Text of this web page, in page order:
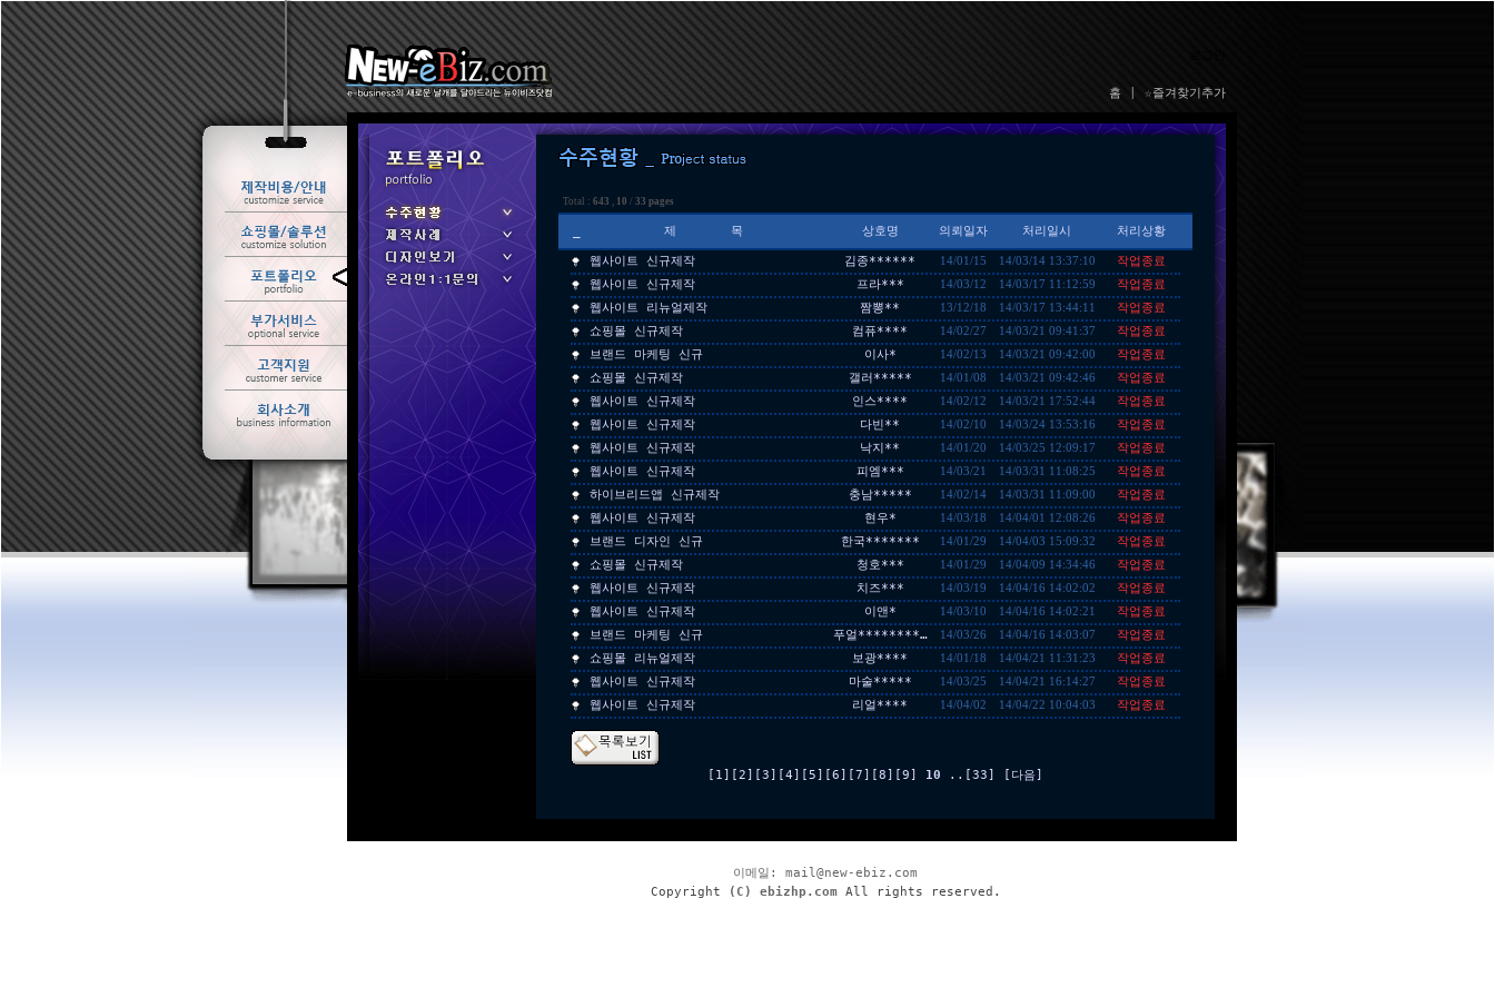
Total : 643 , 10 / 33 pages
제 목 상호명 의뢰일자 처리일시 처리상황
웹사이트 신규제작 김종****** 14/01/15 14/03/14 13:37:10
작업종료
웹사이트 신규제작
프라*** 14/03/12 14/03/17 11:12:59
작업종료
웹사이트 리뉴얼제작
짬뽕** 13/12/18 14/03/17 13:44:11
작업종료
쇼핑몰 신규제작
컴퓨**** 14/02/27 14/03/21 09:41:37
작업종료
브랜드 마케팅 신규
이사* 14/02/13 14/03/21 09:42:00
작업종료
쇼핑몰 신규제작
갤러***** 14/01/08 14/03/21 09:42:46
작업종료
웹사이트 신규제작
인스**** 14/02/12 14/03/21 17:52:44
작업종료
웹사이트 신규제작
다빈** 14/02/10 14/03/24 13:53:16
작업종료
웹사이트 신규제작
낙지** 14/01/20 14/03/25 12:09:17
작업종료
웹사이트 신규제작
피엠*** 14/03/21 14/03/31 11:08:25
작업종료
하이브리드앱 신규제작
충남***** 14/02/14 14/03/31 11:09:00
작업종료
웹사이트 신규제작
현우* 14/03/18 14/04/01 12:08:26
작업종료
브랜드 디자인 신규
한국******* 14/01/29 14/04/03 15:09:32
작업종료
쇼핑몰 신규제작
청호*** 14/01/29 14/04/09 14:34:46
작업종료
웹사이트 신규제작
치즈*** 14/03/19 14/04/16 14:02:02
작업종료
웹사이트 신규제작
이앤* 14/03/10 14/04/16 14:02:21
작업종료
브랜드 마케팅 신규
푸얼********… 14/03/26 14/04/16 14:03:07
작업종료
쇼핑몰 리뉴얼제작
보광**** 14/01/18 14/04/21 11:31:23
작업종료
웹사이트 신규제작
마술***** 14/03/25 14/04/21 16:14:27
작업종료
웹사이트 신규제작
리얼**** 14/04/02 14/04/22 10:04:03 작업종료
[1] [2] [3] [4] [5] [6] [7] [8] [9] 10 .. [33] [다음]
이메일: mail@new-ebiz.com
Copyright
(C) ebizhp.comAll rights reserved.
홈 ☆즐겨찾기추가
ㆍ 수주현황
ㆍ 제작사례